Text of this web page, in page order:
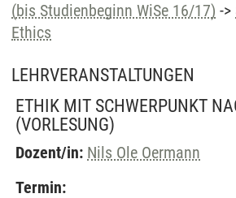
(bis Studienbeginn WiSe 16/17) ->
Ethics
LEHRVERANSTALTUNGEN
ETHIK MIT SCHWERPUNKT
(VORLESUNG)
Dozent/in: Nils Ole Oermann
Termin: